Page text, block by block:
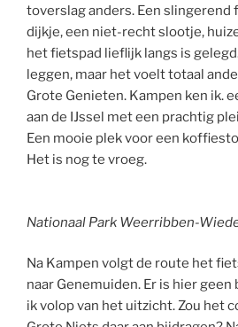
toverslag anders. Een slingerend
dijkje, een niet-recht slootje,
het fietspad lieflijk langs is
leggen, maar het voelt totaal
Grote Genieten. Kampen ken ik.
aan de IJssel met een prachtig
Een mooie plek voor een
Het is nog te vroeg.
Nationaal Park Weerribben-
Na Kampen volgt de route het
naar Genemuiden. Er is hier
ik volop van het uitzicht. Zou het